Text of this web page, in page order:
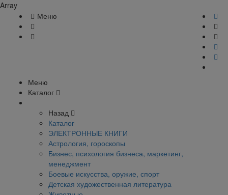
Array
Меню
Меню
Каталог
Назад
Каталог
ЭЛЕКТРОННЫЕ КНИГИ
Астрология, гороскопы
Бизнес, психология бизнеса, маркетинг,
менеджмент
Боевые искусства, оружие, спорт
Детская художественная литература